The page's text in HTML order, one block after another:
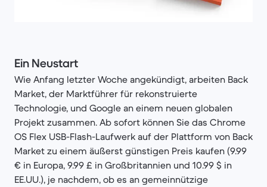
Ein Neustart
Wie Anfang letzter Woche angekündigt, arbeiten Back
Market, der Marktführer für rekonstruierte
Technologie, und Google an einem neuen globalen
Projekt zusammen. Ab sofort können Sie das Chrome
OS Flex USB-Flash-Laufwerk auf der Plattform von Back
Market zu einem äußerst günstigen Preis kaufen (9.99
€ in Europa, 9.99 £ in Großbritannien und 10.99 $ in
EE.UU.), je nachdem, ob es an gemeinnützige